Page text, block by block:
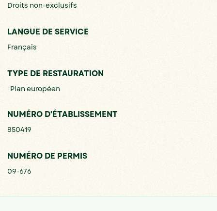
Droits non-exclusifs
LANGUE DE SERVICE
Français
TYPE DE RESTAURATION
Plan européen
NUMÉRO D'ÉTABLISSEMENT
850419
NUMÉRO DE PERMIS
09-676